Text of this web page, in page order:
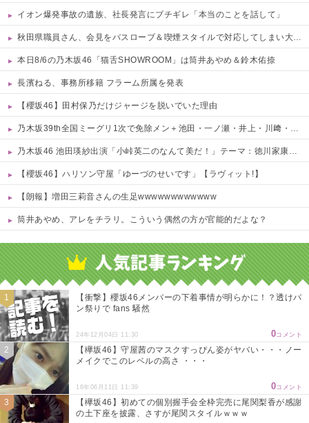
イオン爆発事故の遺族、社長発言にブチギレ「本当のことを話して」
秋田県職員さん、会見をバスローブ＆喫煙スタイルで対応してしまい大炎上ｗ
本日8/6の乃木坂46「猫舌SHOWROOM」は筒井あやめ＆鈴木佑捺
長濱ねる、事務所移籍 フラーム所属を発表
【櫻坂46】田村保乃だけジャージを脱いでいた理由
乃木坂39th全国ミーグリ1次で免除メン＋池田・一ノ瀬・井上・川﨑・菅原・中西が全完売
乃木坂46 池田瑛紗出演「小峠英二のなんて美だ！」テーマ：徳川家康【2025.8.5 24:00〜 TOKYO MX】
【櫻坂46】ハリソン守屋「ゆーづのせいです」【ラヴィット!】
【朗報】増田三莉音さんの生足wwwwwwwwwwww
筒井あやめ、アレをチラリ。こういう偶然の方が官能的だよな？
【衝撃】櫻坂46メンバーの下着事情が明らかに！？透けパ
ン祭りで fans 騒然
24年12月04日 11:30 0コメント
【欅坂46】守屋茜のマスクすっぴん姿がヤバい・・・ノー
メイクでこのレベルの高さ ・・・
16年06月11日 11:39 0コメント
【欅坂46】初めての個別握手会全枠完売に尾関梨香が感謝
の土下座を披露、さすが尾関スタイルｗｗｗ